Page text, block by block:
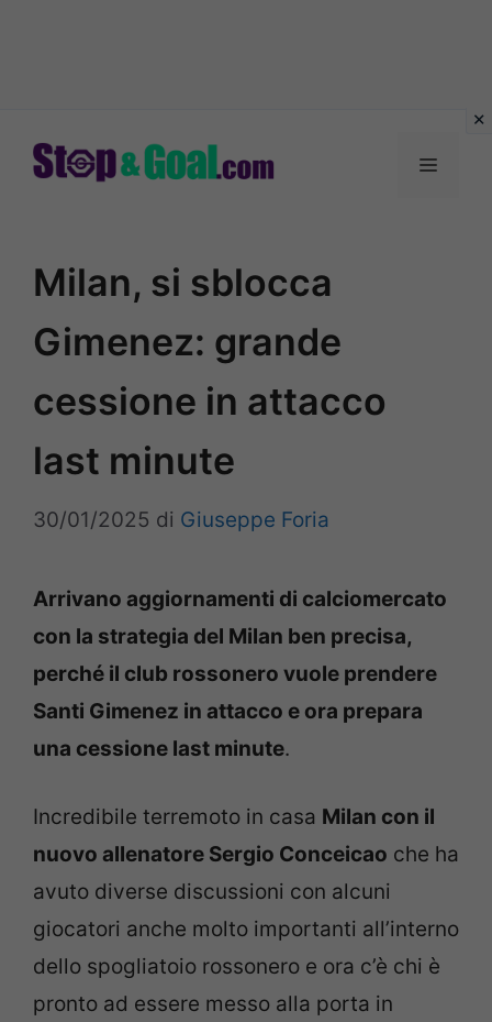
Menu
Milan, si sblocca
Gimenez: grande
cessione in attacco
last minute
30/01/2025 di Giuseppe Foria
Arrivano aggiornamenti di calciomercato
con la strategia del Milan ben precisa,
perché il club rossonero vuole prendere
Santi Gimenez in attacco e ora prepara
una cessione last minute.
Incredibile terremoto in casa Milan con il
nuovo allenatore Sergio Conceicao che ha
avuto diverse discussioni con alcuni
giocatori anche molto importanti all’interno
dello spogliatoio rossonero e ora c’è chi è
pronto ad essere messo alla porta in